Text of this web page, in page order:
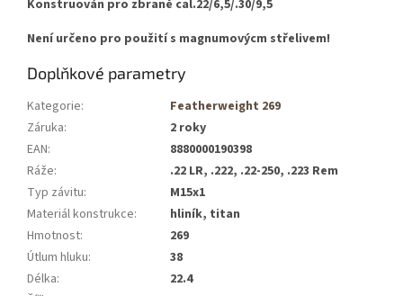
Konstruován pro zbraně cal.22/6,5/.30/9,5
Není určeno pro použití s magnumovýcm střelivem!
Doplňkové parametry
Kategorie:
Featherweight 269
Záruka:
2 roky
EAN:
8880000190398
Ráže:
.22 LR, .222, .22-250, .223 Rem
Typ závitu:
M15x1
Materiál konstrukce:
hliník, titan
Hmotnost:
269
Útlum hluku:
38
Délka:
22.4